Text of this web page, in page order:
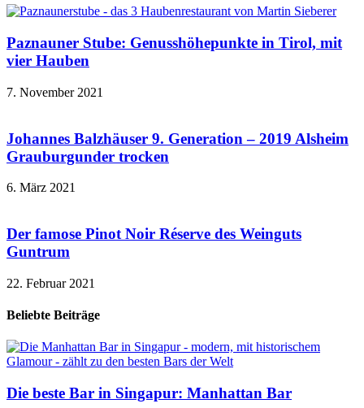
Paznauner Stube: Genusshöhepunkte in Tirol, mit
vier Hauben
7. November 2021
Johannes Balzhäuser 9. Generation – 2019 Alsheim
Grauburgunder trocken
6. März 2021
Der famose Pinot Noir Réserve des Weinguts
Guntrum
22. Februar 2021
Beliebte Beiträge
Die beste Bar in Singapur: Manhattan Bar